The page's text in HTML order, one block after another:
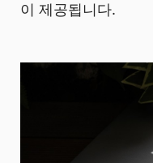
이 제공됩니다.